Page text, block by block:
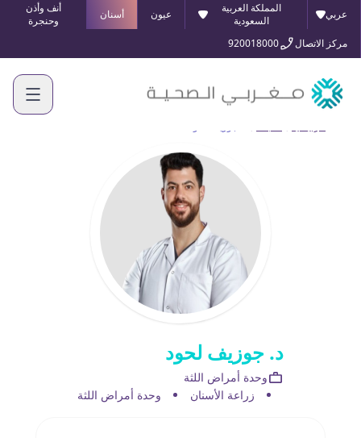
عربي
المملكة العربية
السعودية
عيون أسنان
أنف وأذن
وحنجرة
مركز الاتصال
920018000
د. جوزيف لحود
وحدة أمراض اللثة
زراعة الأسنان
وحدة أمراض اللثة